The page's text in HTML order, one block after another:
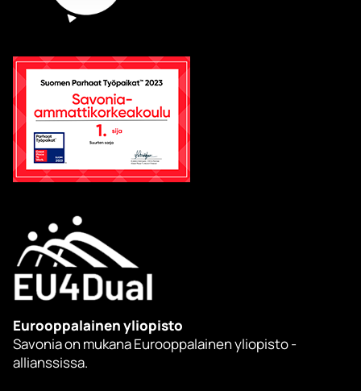
Eurooppalainen yliopisto
Savonia on mukana Eurooppalainen yliopisto -
allianssissa.